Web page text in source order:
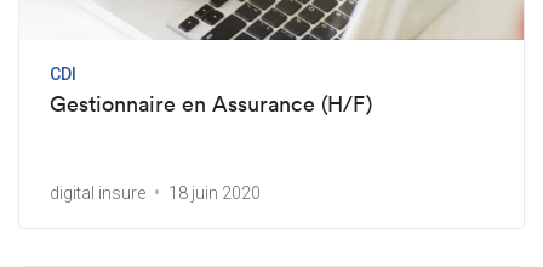
CDI
Gestionnaire en Assurance (H/F)
digital insure 18 juin 2020